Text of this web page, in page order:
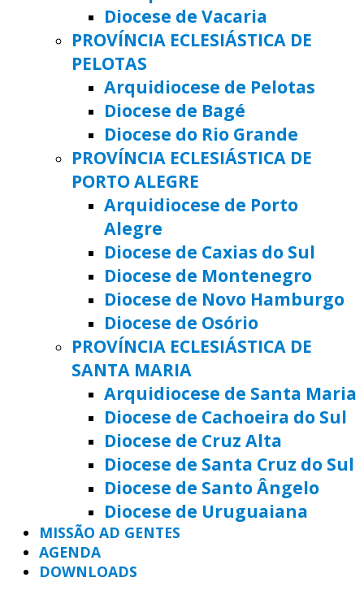
Diocese de Vacaria
PROVÍNCIA ECLESIÁSTICA DE
PELOTAS
Arquidiocese de Pelotas
Diocese de Bagé
Diocese do Rio Grande
PROVÍNCIA ECLESIÁSTICA DE
PORTO ALEGRE
Arquidiocese de Porto
Alegre
Diocese de Caxias do Sul
Diocese de Montenegro
Diocese de Novo Hamburgo
Diocese de Osório
PROVÍNCIA ECLESIÁSTICA DE
SANTA MARIA
Arquidiocese de Santa Maria
Diocese de Cachoeira do Sul
Diocese de Cruz Alta
Diocese de Santa Cruz do Sul
Diocese de Santo Ângelo
Diocese de Uruguaiana
MISSÃO AD GENTES
AGENDA
DOWNLOADS